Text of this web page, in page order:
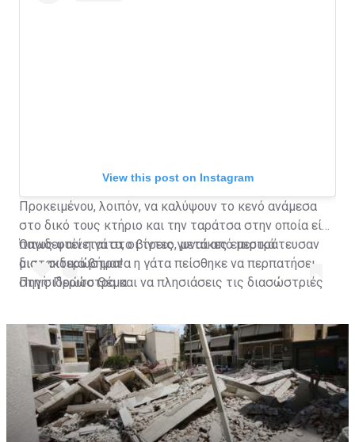
View this post on Instagram
A post shared by Habertürk TV (@haberturktv)
Προκειμένου, λοιπόν, να καλύψουν το κενό ανάμεσα
στο δικό τους κτήριο και την ταράτσα στην οποία είχε
παγιδευτεί η γάτα, οι τρεις γυναίκες επιστράτευσαν
μια... σιδερώστρα!
Όπως φαίνεται στο βίντεο, μετά από μερικά
διστακτικά βήματα η γάτα πείσθηκε να περπατήσει
στη σιδερώστρα και να πλησιάσεις τις διασώστριές
Πηγή: Πρώτο Θέμα